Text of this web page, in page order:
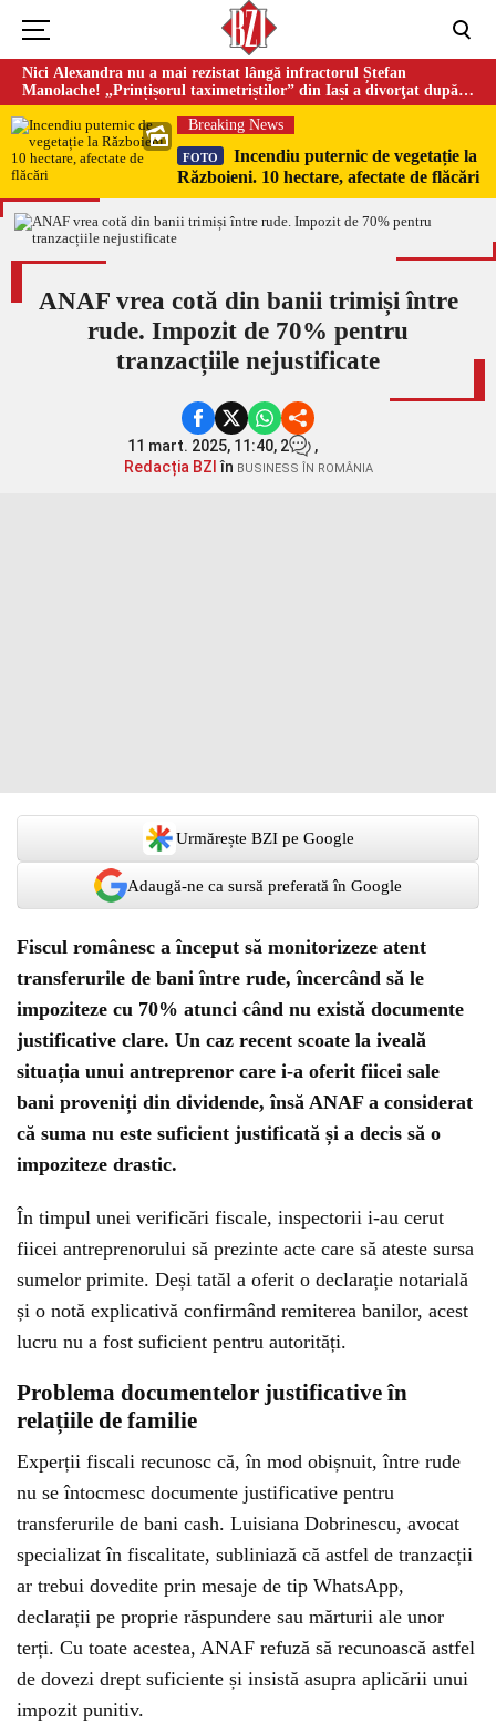
Nici Alexandra nu a mai rezistat lângă infractorul Ștefan
Manolache! „Prințișorul taximetriștilor” din Iași a divorţat după
doi ani de căsnicie
Breaking News
FOTO
Incendiu puternic de vegetație la
Războieni. 10 hectare, afectate de flăcări
ANAF vrea cotă din banii trimiși între
rude. Impozit de 70% pentru
tranzacțiile nejustificate
11 mart. 2025, 11:40, 2
,
Redacția BZI în BUSINESS ÎN ROMÂNIA
Urmărește BZI pe Google
Adaugă-ne ca sursă preferată în Google
Fiscul românesc a început să monitorizeze atent
transferurile de bani între rude, încercând să le
impoziteze cu 70% atunci când nu există documente
justificative clare. Un caz recent scoate la iveală
situația unui antreprenor care i-a oferit fiicei sale
bani proveniți din dividende, însă ANAF a considerat
că suma nu este suficient justificată și a decis să o
impoziteze drastic.
În timpul unei verificări fiscale, inspectorii i-au cerut
fiicei antreprenorului să prezinte acte care să ateste sursa
sumelor primite. Deși tatăl a oferit o declarație notarială
și o notă explicativă confirmând remiterea banilor, acest
lucru nu a fost suficient pentru autorități.
Problema documentelor justificative în
relațiile de familie
Experții fiscali recunosc că, în mod obișnuit, între rude
nu se întocmesc documente justificative pentru
transferurile de bani cash. Luisiana Dobrinescu, avocat
specializat în fiscalitate, subliniază că astfel de tranzacții
ar trebui dovedite prin mesaje de tip WhatsApp,
declarații pe proprie răspundere sau mărturii ale unor
terți. Cu toate acestea, ANAF refuză să recunoască astfel
de dovezi drept suficiente și insistă asupra aplicării unui
impozit punitiv.